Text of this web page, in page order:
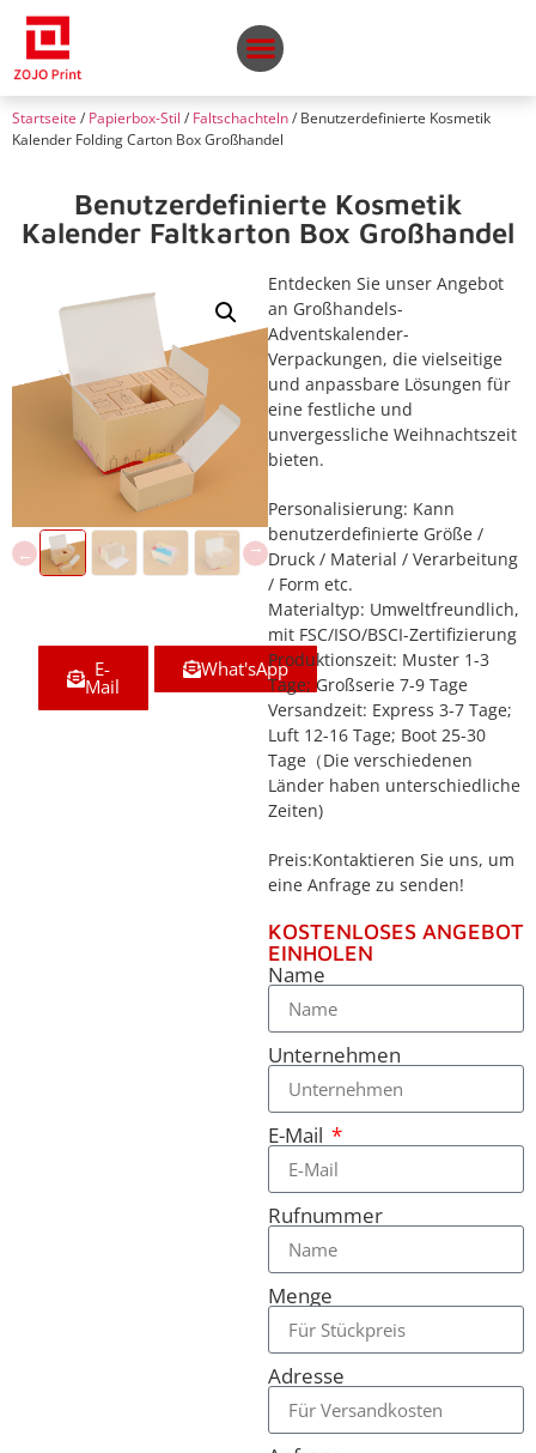
Startseite / Papierbox-Stil / Faltschachteln/ Benutzerdefinierte Kosmetik
Kalender Folding Carton Box Großhandel
Benutzerdefinierte Kosmetik
Kalender Faltkarton Box Großhandel
E-
Mail
What'sApp
Entdecken Sie unser Angebot
an Großhandels-
Adventskalender-
Verpackungen, die vielseitige
und anpassbare Lösungen für
eine festliche und
unvergessliche Weihnachtszeit
bieten.
Personalisierung: Kann
benutzerdefinierte Größe /
Druck / Material / Verarbeitung
/ Form etc.
Materialtyp: Umweltfreundlich,
mit FSC/ISO/BSCI-Zertifizierung
Produktionszeit: Muster 1-3
Tage; Großserie 7-9 Tage
Versandzeit: Express 3-7 Tage;
Luft 12-16 Tage; Boot 25-30
Tage（Die verschiedenen
Länder haben unterschiedliche
Zeiten)
Preis:Kontaktieren Sie uns, um
eine Anfrage zu senden!
KOSTENLOSES ANGEBOT
EINHOLEN
Name
Unternehmen
E-Mail
Rufnummer
Menge
Adresse